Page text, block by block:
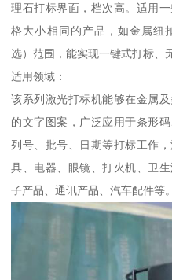
理石打标界面，档次高。适用
格大小相同的产品，如金属纽
选）范围，能实现一键式打标、
适用领域：
该系列激光打标机能够在金属
的文字图案，广泛应用于条形
列号、批号、日期等打标工作
具、电器、眼镜、打火机、卫
子产品、通讯产品、汽车配件等。